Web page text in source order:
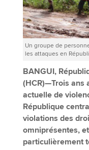
Un groupe de
les attaques en
BANGUI,
(HCR)—Trois ans
actuelle de
République
violations des
omniprésentes,
particulièrement